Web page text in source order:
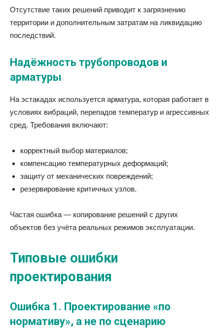
Отсутствие таких решений приводит к загрязнению
территории и дополнительным затратам на ликвидацию
последствий.
Надёжность трубопроводов и
арматуры
На эстакадах используется арматура, которая работает в
условиях вибраций, перепадов температур и агрессивных
сред. Требования включают:
корректный выбор материалов;
компенсацию температурных деформаций;
защиту от механических повреждений;
резервирование критичных узлов.
Частая ошибка — копирование решений с других
объектов без учёта реальных режимов эксплуатации.
Типовые ошибки
проектирования
Ошибка 1. Проектирование «по
нормативу», а не по сценарию